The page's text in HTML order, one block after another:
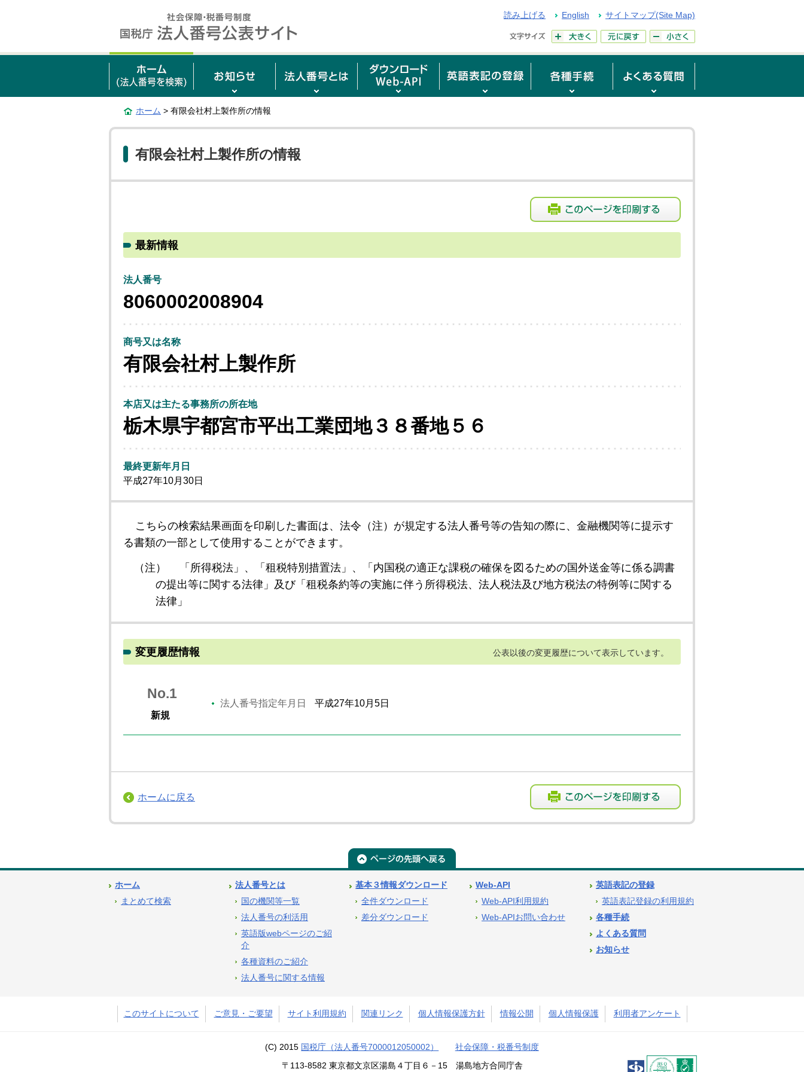
読み上げる English サイトマップ(Site Map)
ホーム > 有限会社村上製作所の情報
有限会社村上製作所の情報
最新情報
法人番号
8060002008904
商号又は名称
有限会社村上製作所
本店又は主たる事務所の所在地
栃木県宇都宮市平出工業団地３８番地５６
最終更新年月日
平成27年10月30日
こちらの検索結果画面を印刷した書面は、法令（注）が規定する法人番号等の告知の際に、金融機関等に提示す
る書類の一部として使用することができます。
（注）
「所得税法」、「租税特別措置法」、「内国税の適正な課税の確保を図るための国外送金等に係る調書
の提出等に関する法律」及び「租税条約等の実施に伴う所得税法、法人税法及び地方税法の特例等に関する
法律」
変更履歴情報 公表以後の変更履歴について表示しています。
No.1
新規
法人番号指定年月日 平成27年10月5日
ホームに戻る
ホーム
まとめて検索
法人番号とは
国の機関等一覧
法人番号の利活用
英語版webページのご紹
介
各種資料のご紹介
法人番号に関する情報
基本３情報ダウンロード
全件ダウンロード
差分ダウンロード
Web-API
Web-API利用規約
Web-APIお問い合わせ
英語表記の登録
英語表記登録の利用規約
各種手続
よくある質問
お知らせ
このサイトについて ご意見・ご要望 サイト利用規約 関連リンク 個人情報保護方針 情報公開 個人情報保護 利用者アンケート
(C) 2015 国税庁（法人番号7000012050002） 社会保障・税番号制度
〒113-8582 東京都文京区湯島４丁目６－15 湯島地方合同庁舎